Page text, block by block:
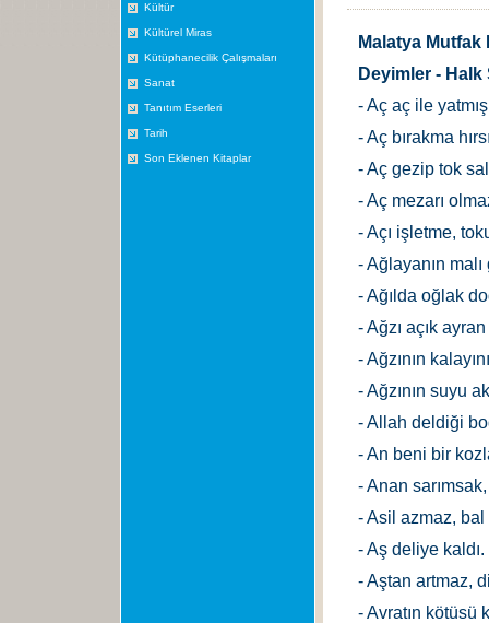
Kültür
Kültürel Miras
Kütüphanecilik Çalışmaları
Sanat
Tanıtım Eserleri
Tarih
Son Eklenen Kitaplar
Malatya
Deyimler -
- Aç aç ile
- Aç bırakma
- Aç gezip tok
- Aç mezarı
- Açı işletme,
- Ağlayanın
- Ağılda oğlak
- Ağzı açık
- Ağzının
- Ağzının suyu
- Allah deldiği
- An beni bir
- Anan
- Asil azmaz, bal
- Aş deliye kaldı.
- Aştan artmaz,
- Avratın kötüsü